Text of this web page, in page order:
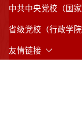
中共中央党校（国家
省级党校（行政学院
友情链接